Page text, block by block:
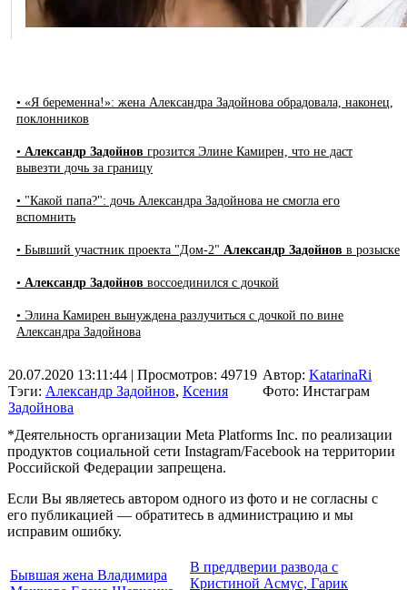
• «Я беременна!»: жена Александра Задойнова обрадовала, наконец,
поклонников
• Александр Задойнов грозится Элине Камирен, что не даст
вывезти дочь за границу
• "Какой папа?": дочь Александра Задойнова не смогла его
вспомнить
• Бывший участник проекта "Дом-2" Александр Задойнов в розыске
• Александр Задойнов воссоединился с дочкой
• Элина Камирен вынуждена разлучиться с дочкой по вине
Александра Задойнова
20.07.2020 13:11:44 | Просмотров: 49719
Тэги: Александр Задойнов, Ксения
Задойнова
Автор: KatarinaRi
Фото: Инстаграм
*Деятельность организации Meta Platforms Inc. по реализации
продуктов социальной сети Instagram/Facebook на территории
Российской Федерации запрещена.
Если Вы являетесь автором одного из фото и не согласны с
его публикацией — обратитесь в администрацию и мы
исправим ошибку.
Бывшая жена Владимира
В преддверии развода с
Кристиной Асмус, Гарик